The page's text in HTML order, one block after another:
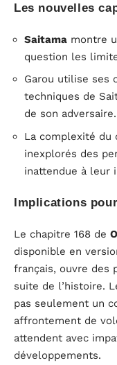
Les nouvelles
Saitama montre
question les
Garou utilise ses
techniques de
de son adversaire.
La complexité du
inexplorés des
inattendue à leur
Implications
Le chapitre 168 de
disponible en
français, ouvre des
suite de l’histoire.
pas seulement un
affrontement de
attendent avec
développements.